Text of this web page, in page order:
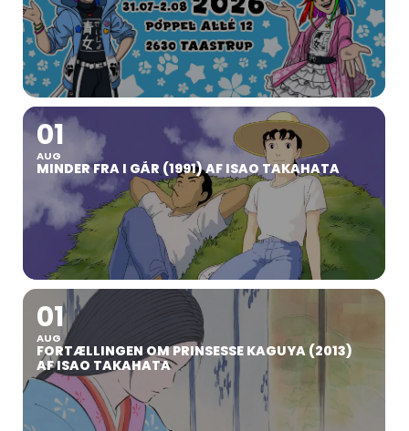
01
AUG
MINDER FRA I GÅR (1991) AF ISAO TAKAHATA
01
AUG
FORTÆLLINGEN OM PRINSESSE KAGUYA (2013)
AF ISAO TAKAHATA